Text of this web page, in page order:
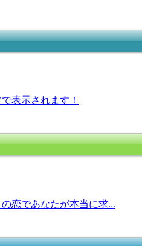
表示されます！
恋であなたが本当に求...